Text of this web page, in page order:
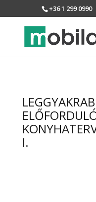
+36 1 299 0990
I.